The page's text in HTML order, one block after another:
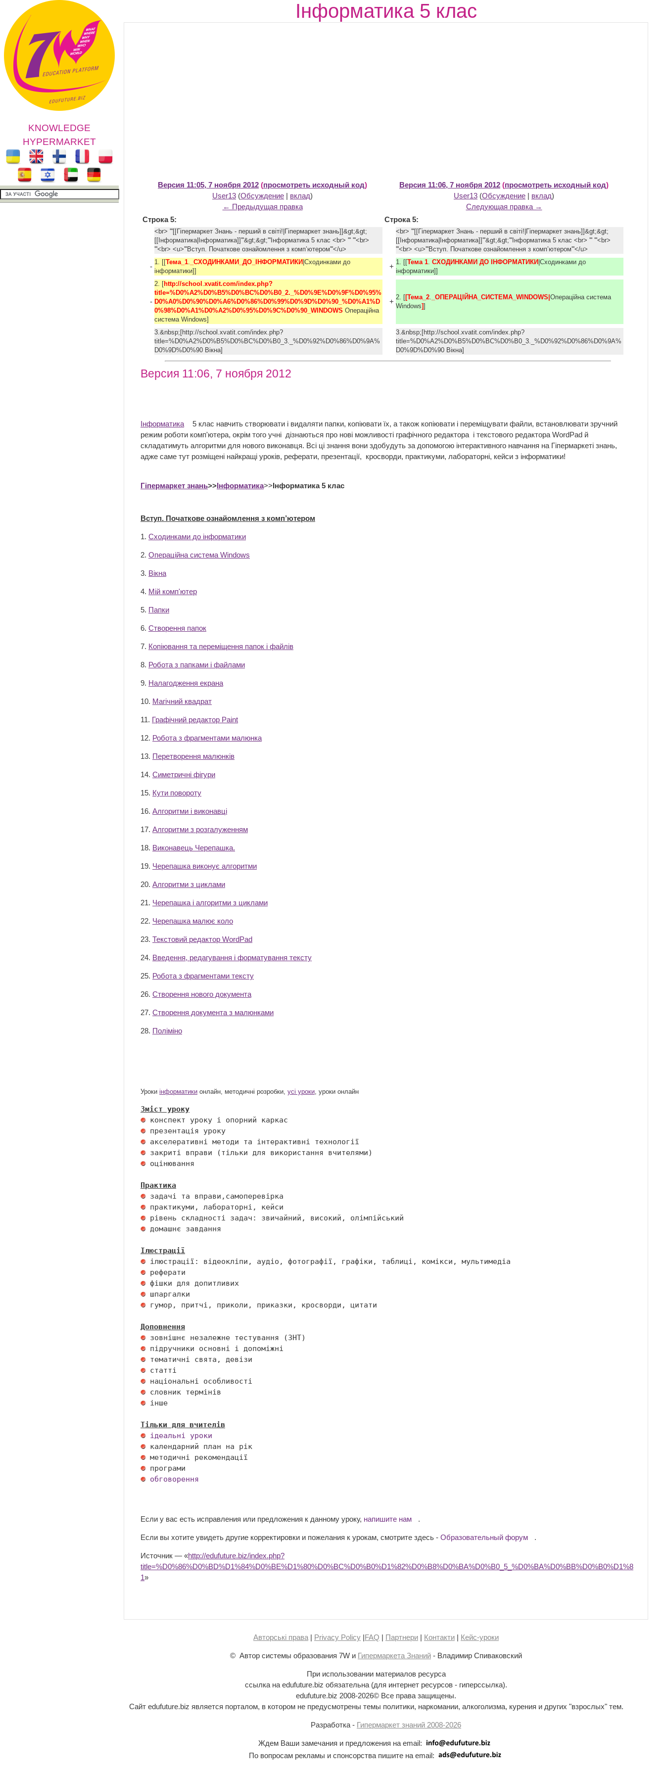
KNOWLEDGE
HYPERMARKET
Інформатика 5 клас
Версия 11:05, 7 ноября 2012 (просмотреть исходный код)
User13 (Обсуждение | вклад)
← Предыдущая правка
Версия 11:06, 7 ноября 2012 (просмотреть исходный код)
User13 (Обсуждение | вклад)
Следующая правка →
Строка 5:
Строка 5:
<br> '''[[Гіпермаркет Знань - перший в світі!|Гіпермаркет знань]]&gt;&gt;
[[Інформатика|Інформатика]]'''&gt;&gt;'''Інформатика 5 клас <br> ''' '''<br>
'''<br> <u>'''Вступ. Початкове ознайомлення з комп’ютером'''</u>
<br> '''[[Гіпермаркет Знань - перший в світі!|Гіпермаркет знань]]&gt;&gt;
[[Інформатика|Інформатика]]'''&gt;&gt;'''Інформатика 5 клас <br> ''' '''<br>
'''<br> <u>'''Вступ. Початкове ознайомлення з комп’ютером'''</u>
- 1. [[ Тема_1. _СХОДИНКАМИ_ДО_ІНФОРМАТИКИ |Сходинками до
інформатики]]
+ 1. [[ Тема 1. СХОДИНКАМИ ДО ІНФОРМАТИКИ |Сходинками до
інформатики]]
-
2. [ http://school .xvatit.com/index.php?
title=%D0%A2%D0%B5%D0%BC%D0%B0_2._%D0%9E%D0%9F%D0%95%
D0%A0%D0%90%D0%A6%D0%86%D0%99%D0%9D%D0%90_%D0%A1%D
0%98%D0%A1%D0%A2%D0%95%D0%9C%D0%90_WINDOWS Операційна
система Windows]
+ 2. [ [Тема_2. _ОПЕРАЦІЙНА_СИСТЕМА_WINDOWS| Операційна система
Windows]
3.&nbsp;[http://school.xvatit.com/index.php?
title=%D0%A2%D0%B5%D0%BC%D0%B0_3._%D0%92%D0%86%D0%9A%
D0%9D%D0%90 Вікна]
3.&nbsp;[http://school.xvatit.com/index.php?
title=%D0%A2%D0%B5%D0%BC%D0%B0_3._%D0%92%D0%86%D0%9A%
D0%9D%D0%90 Вікна]
Версия 11:06, 7 ноября 2012
Інформатика
5 клас навчить створювати і видаляти папки, копіювати їх, а також копіювати і переміщувати файли, встановлювати зручний
режим роботи комп'ютера, окрім того учні дізнаються про нові можливості графічного редактора і текстового редактора WordPad й
складатимуть алгоритми для нового виконавця. Всі ці знання вони здобудуть за допомогою інтерактивного навчання на Гіпермаркеті знань,
адже саме тут розміщені найкращі уроків, реферати, презентації, кросворди, практикуми, лабораторні, кейси з інформатики!
Гіпермаркет знань>>Інформатика>>Інформатика 5 клас
Вступ. Початкове ознайомлення з комп’ютером
1. Сходинками до інформатики
2. Операційна система Windows
3. Вікна
4. Мій комп'ютер
5. Папки
6. Створення папок
7. Копіювання та переміщення папок і файлів
8. Робота з папками і файлами
9. Налагодження екрана
10. Магічний квадрат
11. Графічний редактор Рaint
12. Робота з фрагментами малюнка
13. Перетворення малюнків
14. Симетричні фігури
15. Кути повороту
16. Алгоритми і виконавці
17. Алгоритми з розгалуженням
18. Виконавець Черепашка.
19. Черепашка виконує алгоритми
20. Алгоритми з циклами
21. Черепашка і алгоритми з циклами
22. Черепашка малює коло
23. Текстовий редактор WordPad
24. Введення, редагування і форматування тексту
25. Робота з фрагментами тексту
26. Створення нового документа
27. Створення документа з малюнками
28. Поліміно
Уроки інформатики онлайн, методичні розробки, усі уроки, уроки онлайн
Зміст уроку
оцінювання
Практика
домашнє завдання
Ілюстрації
гумор, притчі, приколи, приказки, кросворди, цитати
Доповнення
інше
Тільки для вчителів
ідеальні уроки
обговорення
Если у вас есть исправления или предложения к данному уроку, напишите нам .
Если вы хотите увидеть другие корректировки и пожелания к урокам, смотрите здесь - Образовательный форум .
Источник — «http://edufuture.biz/index.php?
title=%D0%86%D0%BD%D1%84%D0%BE%D1%80%D0%BC%D0%B0%D1%82%D0%B8%D0%BA%D0%B0_5_%D0%BA%D0%BB%D0%B0%D1%8
1»
Авторські права | Privacy Policy |FAQ | Партнери | Контакти | Кейс-уроки
© Автор системы образования 7W и Гипермаркета Знаний - Владимир Спиваковский
При использовании материалов ресурса
ссылка на edufuture.biz обязательна (для интернет ресурсов - гиперссылка).
edufuture.biz 2008-2026© Все права защищены.
Сайт edufuture.biz является порталом, в котором не предусмотрены темы политики, наркомании, алкоголизма, курения и других "взрослых" тем.
Разработка - Гипермаркет знаний 2008-2026
Ждем Ваши замечания и предложения на email:
По вопросам рекламы и спонсорства пишите на email: